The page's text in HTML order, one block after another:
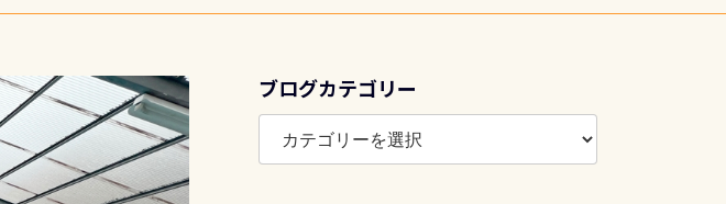
ブログカテゴリー
ブ
グ